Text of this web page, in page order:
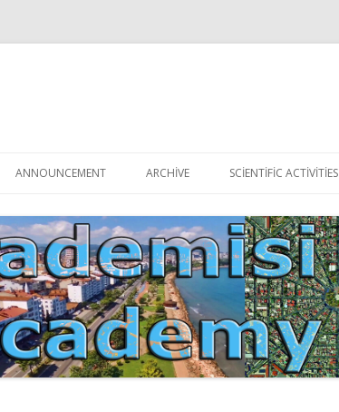
atla
| ETHICAL BOARDS
| DERGI
ANNOUNCEMENT ARCHIVE SCIENTIFIC ACTIVITIES